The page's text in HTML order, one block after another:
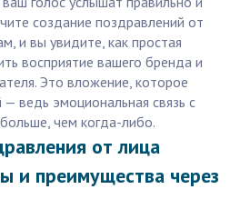
создание поздравлений от
и вы увидите, как простая
восприятие вашего бренда и
Это вложение, которое
ведь эмоциональная связь с
чем когда-либо.
от лица
и преимущества через